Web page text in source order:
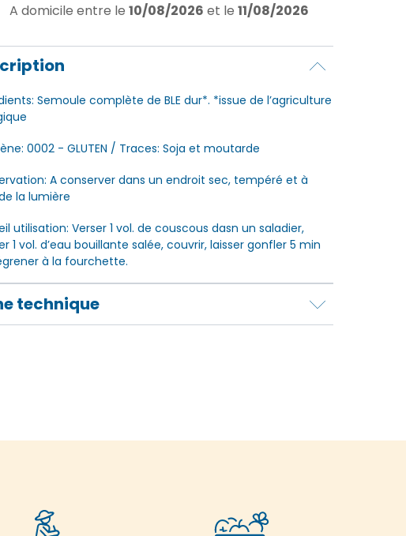
A domicile entre le 10/08/2026 et le 11/08/2026
Semoule complète de BLE dur*. *issue de l’agriculture
0002 - GLUTEN / Traces: Soja et moutarde
A conserver dans un endroit sec, tempéré et à
la lumière
utilisation: Verser 1 vol. de couscous dasn un saladier,
1 vol. d’eau bouillante salée, couvrir, laisser gonfler 5 min
à la fourchette.
technique